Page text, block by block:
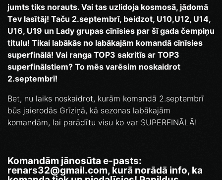
jumts tiks norauts. Vai tas uzlidoja kosmosā, jādomā
Tev lasītāj! Taču 2.septembrī, beidzot, U10,U12, U14,
U16, U19 un Lady grupas cīnīsies par šī gada čempiņu
titulu! Tikai labākās no labākajām komandā cīnīsies
superfinālā! Vai ranga TOP3 sakritīs ar TOP3
superfinālstiem? To mēs varēsim noskaidrot
2.septembrī!
Bet, nu laiks noskaidrot, kurām komandā 2.septembrī
būs jaierodās Grīziņā, kā sezonas labākajām
komandām, lai parādītu visu ko var SUPERFINĀLĀ!
Komandām jānosūta e-pasts:
renars32@gmail.com, kurā norādā info, ka